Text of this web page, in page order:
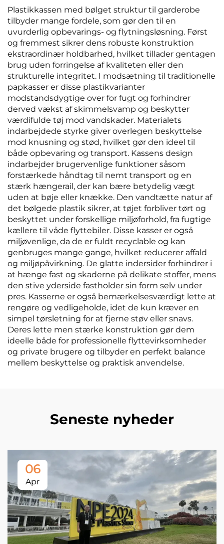
Plastikkassen med bølget struktur til garderobe
tilbyder mange fordele, som gør den til en
uvurderlig opbevarings- og flytningsløsning. Først
og fremmest sikrer dens robuste konstruktion
ekstraordinær holdbarhed, hvilket tillader gentagen
brug uden forringelse af kvaliteten eller den
strukturelle integritet. I modsætning til traditionelle
papkasser er disse plastikvarianter
modstandsdygtige over for fugt og forhindrer
derved vækst af skimmelsvamp og beskytter
værdifulde tøj mod vandskader. Materialets
indarbejdede styrke giver overlegen beskyttelse
mod knusning og stød, hvilket gør den ideel til
både opbevaring og transport. Kassens design
indarbejder brugervenlige funktioner såsom
forstærkede håndtag til nemt transport og en
stærk hængerail, der kan bære betydelig vægt
uden at bøje eller knække. Den vandtætte natur af
det bølgede plastik sikrer, at tøjet forbliver tørt og
beskyttet under forskellige miljøforhold, fra fugtige
kællere til våde flyttebiler. Disse kasser er også
miljøvenlige, da de er fuldt recyclable og kan
genbruges mange gange, hvilket reducerer affald
og miljøpåvirkning. De glatte indersider forhindrer i
at hænge fast og skaderne på delikate stoffer, mens
den stive yderside fastholder sin form selv under
pres. Kasserne er også bemærkelsesværdigt lette at
rengøre og vedligeholde, idet de kun kræver en
simpel tørsletning for at fjerne støv eller snavs.
Deres lette men stærke konstruktion gør dem
ideelle både for professionelle flyttevirksomheder
og private brugere og tilbyder en perfekt balance
mellem beskyttelse og praktisk anvendelse.
Seneste nyheder
06
Apr